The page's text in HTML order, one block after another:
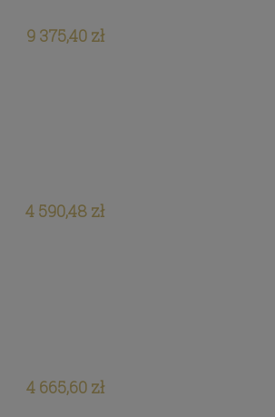
9 375,40 zł
4 590,48 zł
4 665,60 zł